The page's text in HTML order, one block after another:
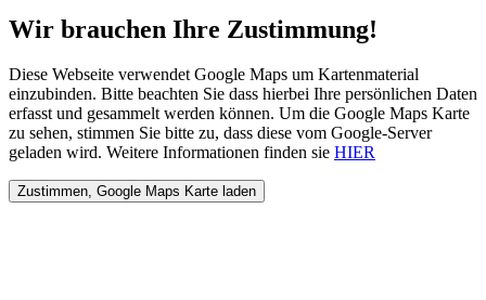
Wir brauchen Ihre Zustimmung!
Diese Webseite verwendet Google Maps um Kartenmaterial
einzubinden. Bitte beachten Sie dass hierbei Ihre persönlichen Daten
erfasst und gesammelt werden können. Um die Google Maps Karte
zu sehen, stimmen Sie bitte zu, dass diese vom Google-Server
geladen wird. Weitere Informationen finden sie HIER